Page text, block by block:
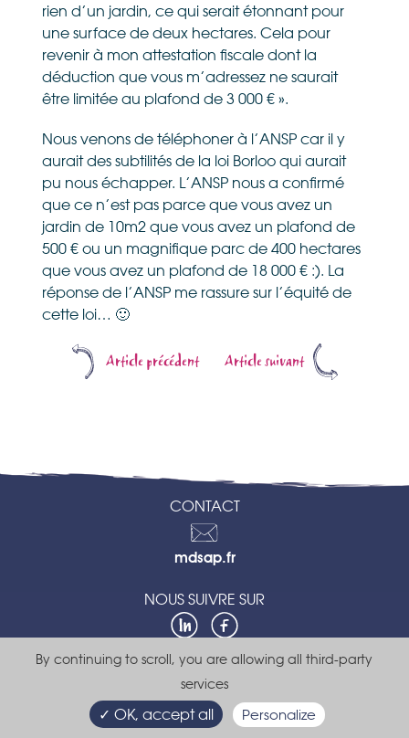
rien d’un jardin, ce qui serait étonnant pour
une surface de deux hectares. Cela pour
revenir à mon attestation fiscale dont la
déduction que vous m’adressez ne saurait
être limitée au plafond de 3 000 € ».
Nous venons de téléphoner à l’ANSP car il y
aurait des subtilités de la loi Borloo qui aurait
pu nous échapper. L’ANSP nous a confirmé
que ce n’est pas parce que vous avez un
jardin de 10m2 que vous avez un plafond de
500 € ou un magnifique parc de 400 hectares
que vous avez un plafond de 18 000 € :). La
réponse de l’ANSP me rassure sur l’équité de
cette loi… 🙂
Article précédent Article suivant
CONTACT
Contactez-
mdsap.fr
NOUS SUIVRE SUR
LinkedInFacebook
Mentions légales
© 2026 MDSAP Blog – Maison Des Services A la Personne -
Développé par
We Spark
By continuing to scroll, you are allowing all third-party
services
✓ OK, accept all Personalize